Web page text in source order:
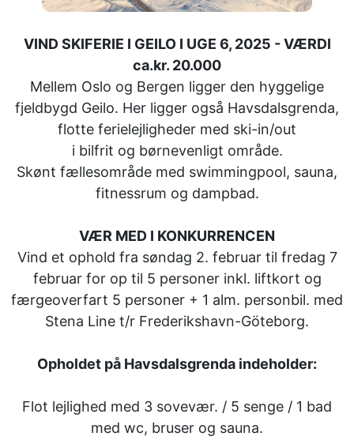
VIND SKIFERIE I GEILO I UGE 6, 2025 - VÆRDI
ca.kr. 20.000
Mellem Oslo og Bergen ligger den hyggelige
fjeldbygd Geilo. Her ligger også Havsdalsgrenda,
flotte ferielejligheder med ski-in/out
i bilfrit og børnevenligt område.
Skønt fællesområde med swimmingpool, sauna,
fitnessrum og dampbad.
VÆR MED I KONKURRENCEN
Vind et ophold fra søndag 2. februar til fredag 7
februar for op til 5 personer inkl. liftkort og
færgeoverfart 5 personer + 1 alm. personbil. med
Stena Line t/r Frederikshavn-Göteborg.
Opholdet på Havsdalsgrenda indeholder:
Flot lejlighed med 3 sovevær. / 5 senge / 1 bad
med wc, bruser og sauna.